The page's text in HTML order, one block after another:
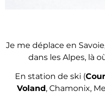
Je me déplace en
dans les Alpes, là
En station de ski (
Voland, Chamonix,